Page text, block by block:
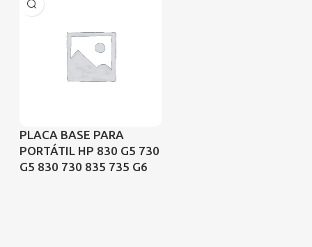
PLACA BASE PARA
PORTÁTIL HP 830 G5 730
G5 830 730 835 735 G6